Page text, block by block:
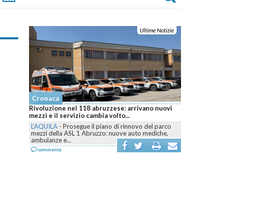
Ultime Notizie
Cronaca
Rivoluzione nel 118 abruzzese: arrivano nuovi
mezzi e il servizio cambia volto...
L'AQUILA-Prosegue il piano di rinnovo del parco
mezzi della ASL 1 Abruzzo: nuove auto mediche,
ambulanze e...
commenta
Cronaca
Abruzzo brucia ancora, sei fronti
L'AQUILA
Teramano, volontari, mezzi
Canadair sono...
commenta